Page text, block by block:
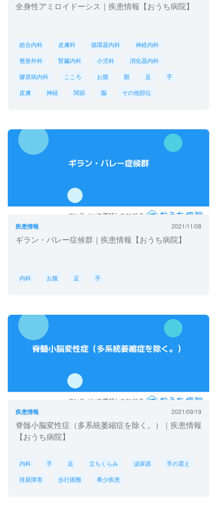
全身性アミロイドーシス｜疾患情報【おうち病院】
総合内科 皮膚科 循環器内科
神経内科
整形外科
腎臓内科 小児科
消化器内科
膠原病内科
こころ お腹 眼 足
手
皮膚
神経 関節 脳 その他部位
疾患情報 2021/11/08
ギラン・バレー症候群｜疾患情報【おうち病院】
内科 お腹 足 手
疾患情報 2021/09/19
脊髄小脳変性症（多系統萎縮症を除く。）｜疾患情報
【おうち病院】
内科 手 足 立ちくらみ 泌尿器
手の震え
排尿障害
歩行困難 希少疾患